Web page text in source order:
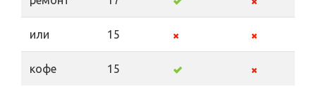
или 15
кофе 15